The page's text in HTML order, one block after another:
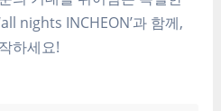
nights INCHEON’과 함께,
하세요!